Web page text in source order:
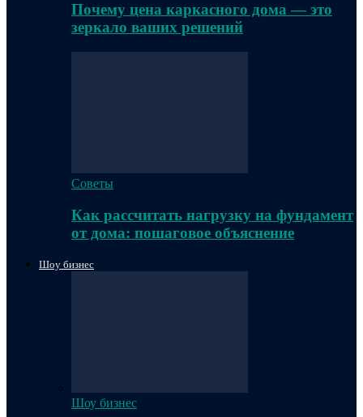
Почему цена каркасного дома — это
зеркало ваших решений
Советы
Как рассчитать нагрузку на фундамент
от дома: пошаговое объяснение
Шоу бизнес
Шоу бизнес